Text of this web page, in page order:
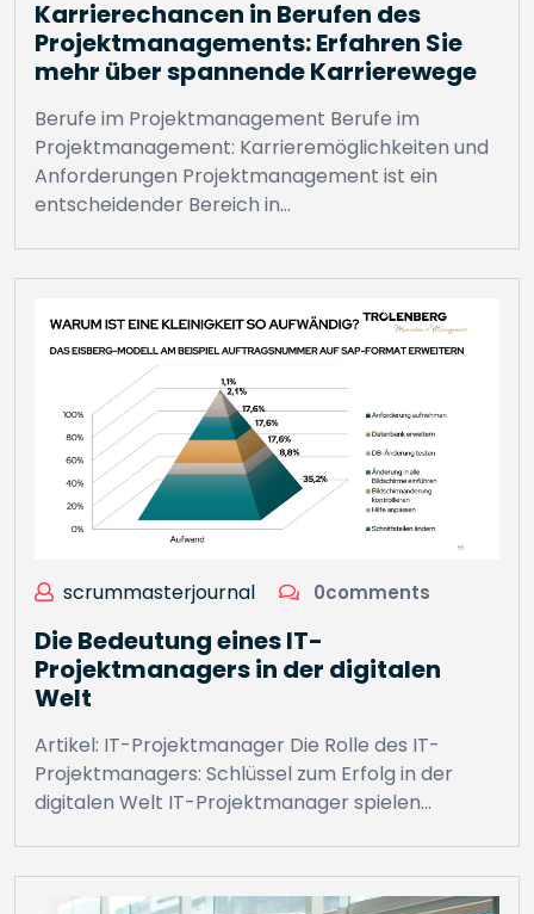
Karrierechancen in Berufen des
Projektmanagements: Erfahren Sie
mehr über spannende Karrierewege
Berufe im Projektmanagement Berufe im
Projektmanagement: Karrieremöglichkeiten und
Anforderungen Projektmanagement ist ein
entscheidender Bereich in…
scrummasterjournal 0comments
Die Bedeutung eines IT-
Projektmanagers in der digitalen
Welt
Artikel: IT-Projektmanager Die Rolle des IT-
Projektmanagers: Schlüssel zum Erfolg in der
digitalen Welt IT-Projektmanager spielen…